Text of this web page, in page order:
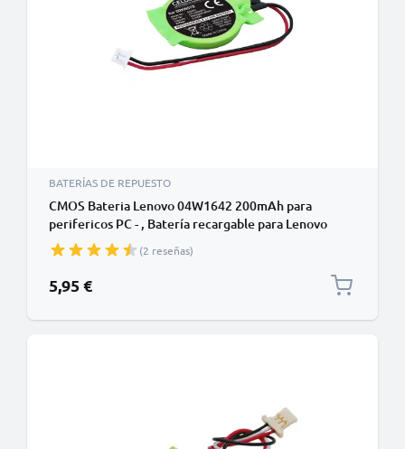
BATERÍAS DE REPUESTO
CMOS Bateria Lenovo 04W1642 200mAh para
perifericos PC - , Batería recargable para Lenovo
Thinkpad T400 Series(2 reseñas)
5,95 €